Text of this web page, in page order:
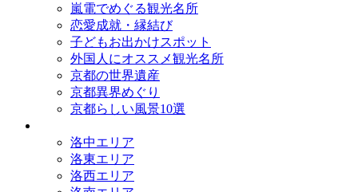
嵐電でめぐる観光名所
恋愛成就・縁結び
子どもお出かけスポット
外国人にオススメ観光名所
京都の世界遺産
京都異界めぐり
京都らしい風景10選
洛中エリア
洛東エリア
洛西エリア